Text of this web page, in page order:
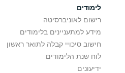
לימודים
רישום לאוניברסיטה
מידע למתעניינים בלימודים
חישוב סיכויי קבלה לתואר ראשון
לוח שנת הלימודים
ידיעונים